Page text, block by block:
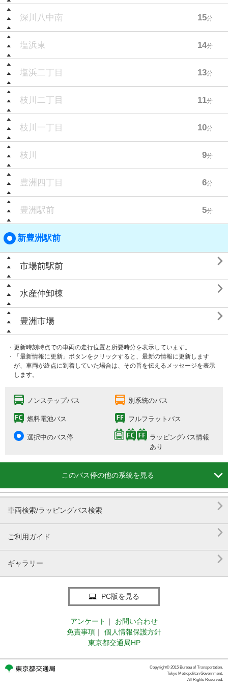
深川八中南 15分
塩浜東 14分
塩浜二丁目 13分
枝川二丁目 11分
枝川一丁目 10分
枝川 9分
豊洲四丁目 6分
豊洲駅前 5分
新豊洲駅前
市場前駅前 
水産仲卸棟 
豊洲市場 
・更新時刻時点での車両の走行位置と所要時分を表示しています。
・「最新情報に更新」ボタンをクリックすると、最新の情報に更新します
が、車両が終点に到着していた場合は、その旨を伝えるメッセージを表示
します。
ノンステップバス 別系統のバス
燃料電池バス フルフラットバス
選択中のバス停
ラッピングバス情報
あり
このバス停の他の系統を見る 
車両検索/ラッピングバス検索 
ご利用ガイド 
ギャラリー 
PC版を見る
アンケート ｜
お問い合わせ
免責事項 ｜
個人情報保護方針
東京都交通局HP
Copyright© 2015 Bureau of Transportation.
Tokyo Metropolitan Government.
All Rights Reserved.